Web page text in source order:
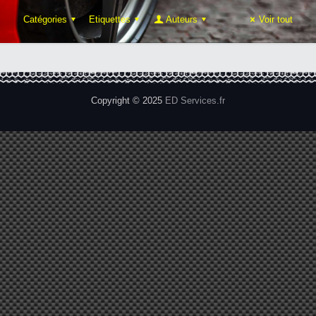
Catégories Etiquettes Auteurs Voir tout
Copyright © 2025 ED Services.fr